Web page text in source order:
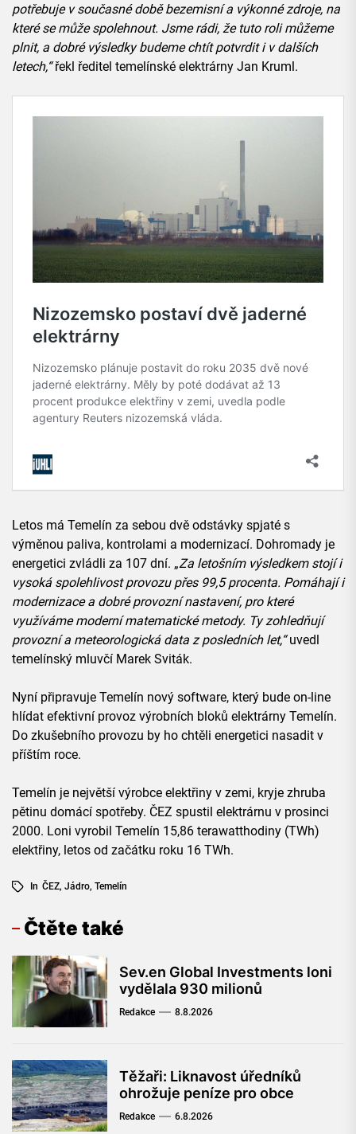
potřebuje v současné době bezemisní a výkonné zdroje, na
které se může spolehnout. Jsme rádi, že tuto roli můžeme
plnit, a dobré výsledky budeme chtít potvrdit i v dalších
letech,“řekl ředitel temelínské elektrárny Jan Kruml.
Letos má Temelín za sebou dvě odstávky spjaté s
výměnou paliva, kontrolami a modernizací. Dohromady je
energetici zvládli za 107 dní. „Za letošním výsledkem stojí i
vysoká spolehlivost provozu přes 99,5 procenta. Pomáhají i
modernizace a dobré provozní nastavení, pro které
využíváme moderní matematické metody. Ty zohledňují
provozní a meteorologická data z posledních let,“uvedl
temelínský mluvčí Marek Sviták.
Nyní připravuje Temelín nový software, který bude on-line
hlídat efektivní provoz výrobních bloků elektrárny Temelín.
Do zkušebního provozu by ho chtěli energetici nasadit v
příštím roce.
Temelín je největší výrobce elektřiny v zemi, kryje zhruba
pětinu domácí spotřeby. ČEZ spustil elektrárnu v prosinci
2000. Loni vyrobil Temelín 15,86 terawatthodiny (TWh)
elektřiny, letos od začátku roku 16 TWh.
In ČEZ, Jádro, Temelín
Čtěte také
Sev.en Global Investments loni
vydělala 930 milionů
Redakce 8.8.2026
Těžaři: Liknavost úředníků
ohrožuje peníze pro obce
Redakce 6.8.2026